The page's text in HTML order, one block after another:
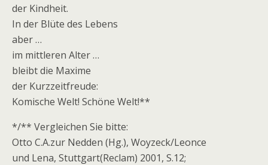
der Kindheit.
In der Blüte des Lebens
aber …
im mittleren Alter …
bleibt die Maxime
der Kurzzeitfreude:
Komische Welt! Schöne Welt!**
*/** Vergleichen Sie bitte:
Otto C.A.zur Nedden (Hg.), Woyzeck/Leonce
und Lena, Stuttgart(Reclam) 2001, S.12;